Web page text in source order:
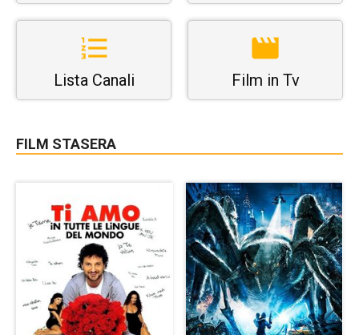
Lista Canali Film in Tv
FILM STASERA